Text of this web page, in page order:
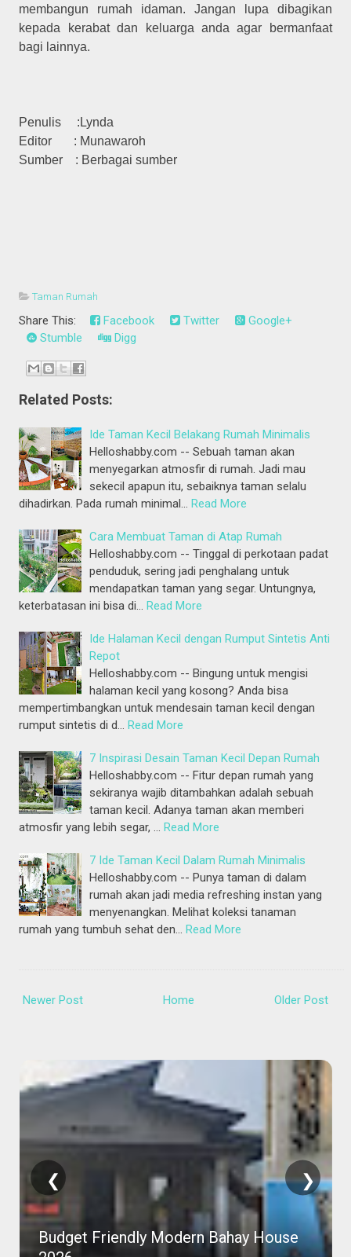
membangun rumah idaman. Jangan lupa dibagikan
kepada kerabat dan keluarga anda agar bermanfaat
bagi lainnya.
Penulis :Lynda
Editor : Munawaroh
Sumber : Berbagai sumber
Taman Rumah
Share This: Facebook Twitter
Google+
Stumble
Digg
Related Posts:
Ide Taman Kecil Belakang Rumah Minimalis
Helloshabby.com -- Sebuah taman akan
menyegarkan atmosfir di rumah. Jadi mau
sekecil apapun itu, sebaiknya taman selalu
dihadirkan. Pada rumah minimal…
Read More
Cara Membuat Taman di Atap Rumah
Helloshabby.com -- Tinggal di perkotaan padat
penduduk, sering jadi penghalang untuk
mendapatkan taman yang segar. Untungnya,
keterbatasan ini bisa di…
Read More
Ide Halaman Kecil dengan Rumput Sintetis Anti
Repot
Helloshabby.com -- Bingung untuk mengisi
halaman kecil yang kosong? Anda bisa
mempertimbangkan untuk mendesain taman kecil dengan
rumput sintetis di d…
Read More
7 Inspirasi Desain Taman Kecil Depan Rumah
Helloshabby.com -- Fitur depan rumah yang
sekiranya wajib ditambahkan adalah sebuah
taman kecil. Adanya taman akan memberi
atmosfir yang lebih segar, …
Read More
7 Ide Taman Kecil Dalam Rumah Minimalis
Helloshabby.com -- Punya taman di dalam
rumah akan jadi media refreshing instan yang
menyenangkan. Melihat koleksi tanaman
rumah yang tumbuh sehat den…
Read More
Newer Post Older Post
Home
Budget Friendly Modern Bahay House
❮ ❯